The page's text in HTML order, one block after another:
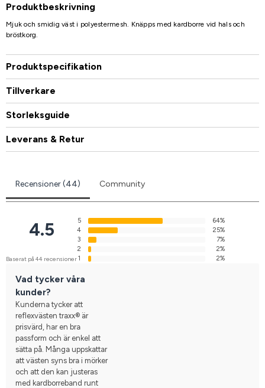
Produktbeskrivning
Mjuk och smidig väst i polyestermesh. Knäpps med kardborre vid hals och
bröstkorg.
Produktspecifikation
Tillverkare
Storleksguide
Leverans & Retur
Recensioner (44) Community
4.5
Baserat på 44 recensioner
5
64%
4
25%
3
7%
2
2%
1
2%
Vad tycker våra
kunder?
Kunderna tycker att
reflexvästen traxx® är
prisvärd, har en bra
passform och är enkel att
sätta på. Många uppskattar
att västen syns bra i mörker
och att den kan justeras
med kardborreband runt